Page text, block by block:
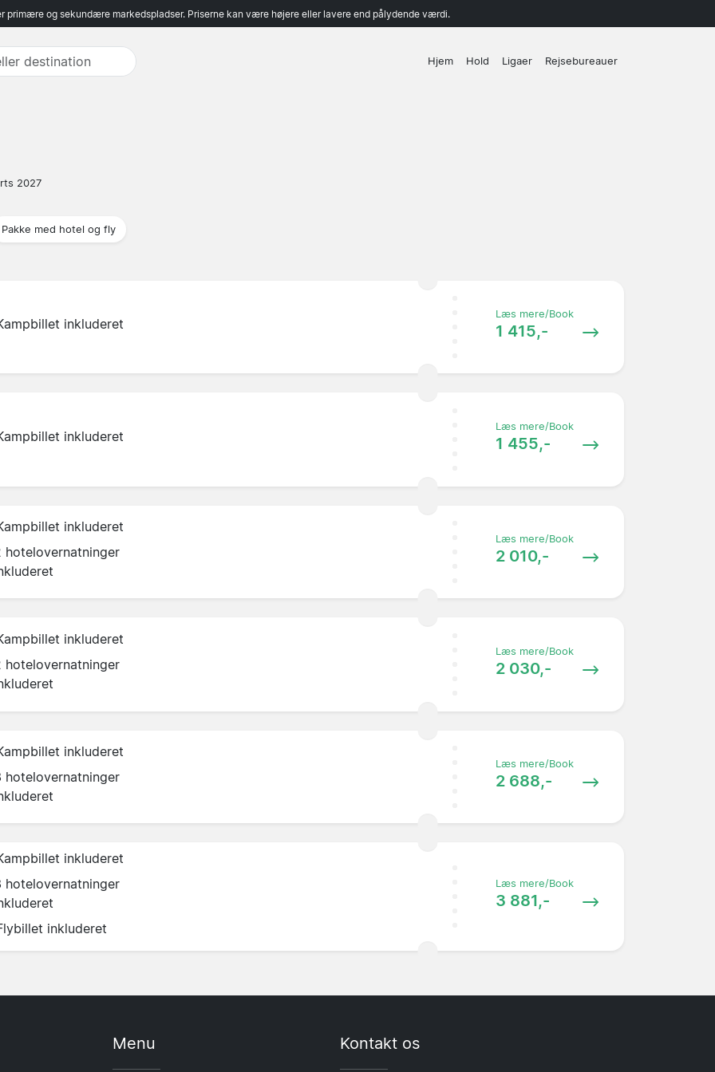
primære og sekundære markedspladser. Priserne kan være højere eller lavere end pålydende værdi.
Hjem Hold Ligaer Rejsebureauer
2027
Pakke med hotel og fly
inkluderet
Læs mere/Book
1 415,-
inkluderet
Læs mere/Book
1 455,-
inkluderet
hotelovernatninger
Læs mere/Book
2 010,-
inkluderet
hotelovernatninger
Læs mere/Book
2 030,-
inkluderet
hotelovernatninger
Læs mere/Book
2 688,-
inkluderet
hotelovernatninger
inkluderet
Læs mere/Book
3 881,-
Menu Kontakt os